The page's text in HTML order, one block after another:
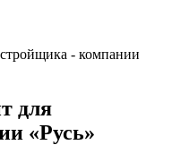
- компании
для
«Русь»